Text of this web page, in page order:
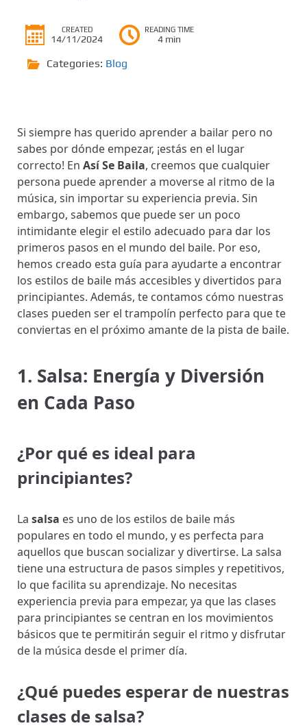
CREATED
14/11/2024
READING TIME
4 min
Categories: Blog
Si siempre has querido aprender a bailar pero no
sabes por dónde empezar, ¡estás en el lugar
correcto! En Así Se Baila, creemos que cualquier
persona puede aprender a moverse al ritmo de la
música, sin importar su experiencia previa. Sin
embargo, sabemos que puede ser un poco
intimidante elegir el estilo adecuado para dar los
primeros pasos en el mundo del baile. Por eso,
hemos creado esta guía para ayudarte a encontrar
los estilos de baile más accesibles y divertidos para
principiantes. Además, te contamos cómo nuestras
clases pueden ser el trampolín perfecto para que te
conviertas en el próximo amante de la pista de baile.
1. Salsa: Energía y Diversión
en Cada Paso
¿Por qué es ideal para
principiantes?
La salsa es uno de los estilos de baile más
populares en todo el mundo, y es perfecta para
aquellos que buscan socializar y divertirse. La salsa
tiene una estructura de pasos simples y repetitivos,
lo que facilita su aprendizaje. No necesitas
experiencia previa para empezar, ya que las clases
para principiantes se centran en los movimientos
básicos que te permitirán seguir el ritmo y disfrutar
de la música desde el primer día.
¿Qué puedes esperar de nuestras
clases de salsa?